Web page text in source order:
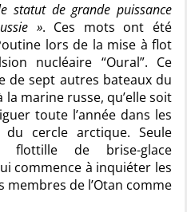
statut de grande puissance
». Ces mots ont été
lors de la mise à flot
nucléaire “Oural”. Ce
de sept autres bateaux du
marine russe, qu’elle soit
toute l’année dans les
du cercle arctique. Seule
flottille de brise-glace
commence à inquiéter les
membres de l’Otan comme